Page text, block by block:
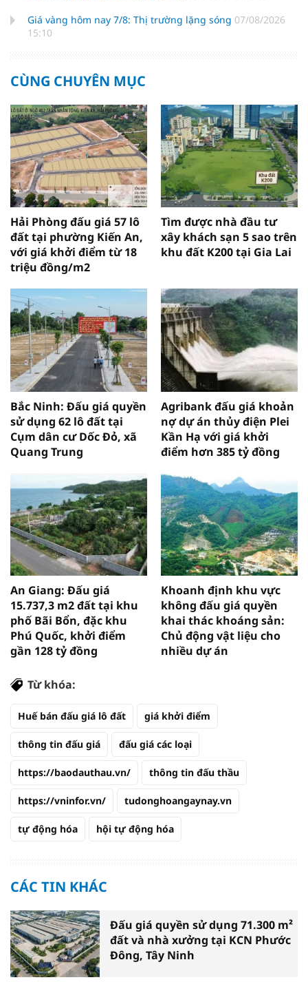
Giá vàng hôm nay 7/8: Thị trường lặng sóng 07/08/2026
15:10
CÙNG CHUYÊN MỤC
Hải Phòng đấu giá 57 lô
đất tại phường Kiến An,
với giá khởi điểm từ 18
triệu đồng/m2
Tìm được nhà đầu tư
xây khách sạn 5 sao trên
khu đất K200 tại Gia Lai
Bắc Ninh: Đấu giá quyền
sử dụng 62 lô đất tại
Cụm dân cư Dốc Đỏ, xã
Quang Trung
Agribank đấu giá khoản
nợ dự án thủy điện Plei
Kần Hạ với giá khởi
điểm hơn 385 tỷ đồng
An Giang: Đấu giá
15.737,3 m2 đất tại khu
phố Bãi Bổn, đặc khu
Phú Quốc, khởi điểm
gần 128 tỷ đồng
Khoanh định khu vực
không đấu giá quyền
khai thác khoáng sản:
Chủ động vật liệu cho
nhiều dự án
Từ khóa:
Huế bán đấu giá lô đất giá khởi điểm
thông tin đấu giá đấu giá các loại
https://baodauthau.vn/ thông tin đấu thầu
https://vninfor.vn/ tudonghoangaynay.vn
tự động hóa hội tự động hóa
CÁC TIN KHÁC
Đấu giá quyền sử dụng 71.300 m²
đất và nhà xưởng tại KCN Phước
Đông, Tây Ninh